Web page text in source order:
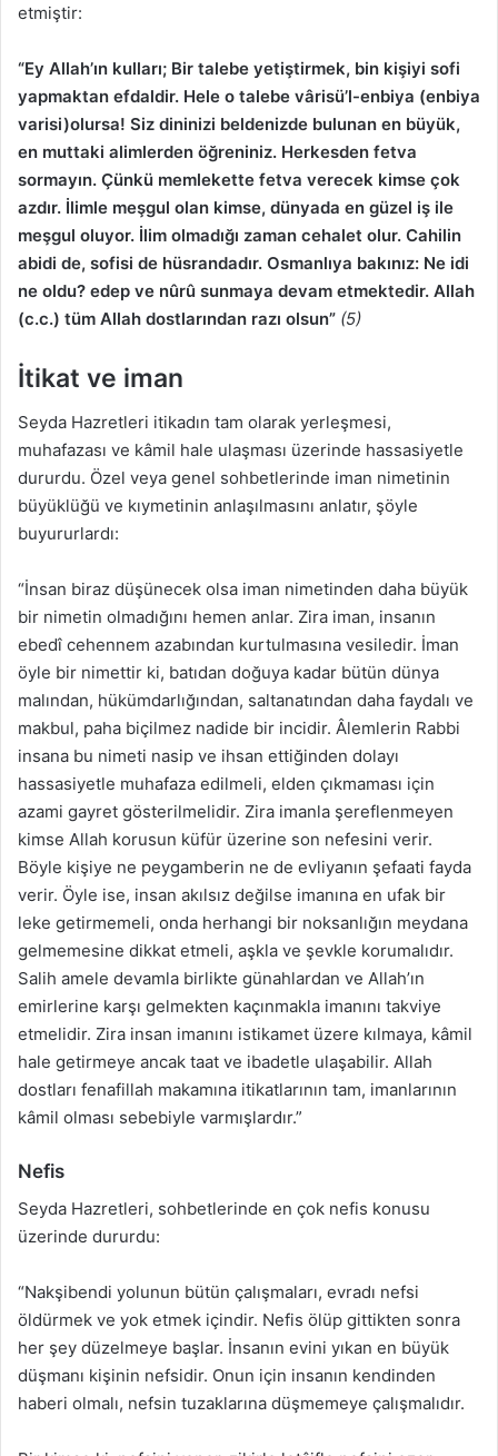
etmiştir:
“Ey Allah’ın kulları; Bir talebe yetiştirmek, bin kişiyi sofi
yapmaktan efdaldir. Hele o talebe vârisü’l-enbiya (enbiya
varisi)olursa! Siz dininizi beldenizde bulunan en büyük,
en muttaki alimlerden öğreniniz. Herkesden fetva
sormayın. Çünkü memlekette fetva verecek kimse çok
azdır. İlimle meşgul olan kimse, dünyada en güzel iş ile
meşgul oluyor. İlim olmadığı zaman cehalet olur. Cahilin
abidi de, sofisi de hüsrandadır. Osmanlıya bakınız: Ne idi
ne oldu? edep ve nûrû sunmaya devam etmektedir. Allah
(c.c.) tüm Allah dostlarından razı olsun” (5)
İtikat ve iman
Seyda Hazretleri itikadın tam olarak yerleşmesi,
muhafazası ve kâmil hale ulaşması üzerinde hassasiyetle
dururdu. Özel veya genel sohbetlerinde iman nimetinin
büyüklüğü ve kıymetinin anlaşılmasını anlatır, şöyle
buyururlardı:
“İnsan biraz düşünecek olsa iman nimetinden daha büyük
bir nimetin olmadığını hemen anlar. Zira iman, insanın
ebedî cehennem azabından kurtulmasına vesiledir. İman
öyle bir nimettir ki, batıdan doğuya kadar bütün dünya
malından, hükümdarlığından, saltanatından daha faydalı ve
makbul, paha biçilmez nadide bir incidir. Âlemlerin Rabbi
insana bu nimeti nasip ve ihsan ettiğinden dolayı
hassasiyetle muhafaza edilmeli, elden çıkmaması için
azami gayret gösterilmelidir. Zira imanla şereflenmeyen
kimse Allah korusun küfür üzerine son nefesini verir.
Böyle kişiye ne peygamberin ne de evliyanın şefaati fayda
verir. Öyle ise, insan akılsız değilse imanına en ufak bir
leke getirmemeli, onda herhangi bir noksanlığın meydana
gelmemesine dikkat etmeli, aşkla ve şevkle korumalıdır.
Salih amele devamla birlikte günahlardan ve Allah’ın
emirlerine karşı gelmekten kaçınmakla imanını takviye
etmelidir. Zira insan imanını istikamet üzere kılmaya, kâmil
hale getirmeye ancak taat ve ibadetle ulaşabilir. Allah
dostları fenafillah makamına itikatlarının tam, imanlarının
kâmil olması sebebiyle varmışlardır.”
Nefis
Seyda Hazretleri, sohbetlerinde en çok nefis konusu
üzerinde dururdu:
“Nakşibendi yolunun bütün çalışmaları, evradı nefsi
öldürmek ve yok etmek içindir. Nefis ölüp gittikten sonra
her şey düzelmeye başlar. İnsanın evini yıkan en büyük
düşmanı kişinin nefsidir. Onun için insanın kendinden
haberi olmalı, nefsin tuzaklarına düşmemeye çalışmalıdır.